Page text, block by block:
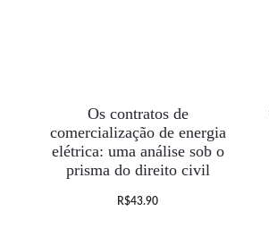
Os contratos de
comercialização de energia
elétrica: uma análise sob o
prisma do direito civil
R$43.90